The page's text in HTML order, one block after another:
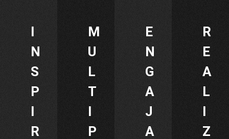
I
N
S
P
I
R
M
U
L
T
I
P
E
N
G
A
J
A
R
E
A
L
I
Z